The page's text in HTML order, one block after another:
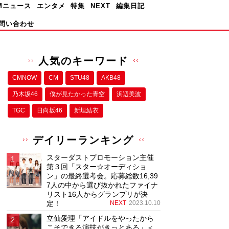
ニュース エンタメ 特集 NEXT 編集日記
い合わせ
人気のキーワード
CMNOW CM STU48 AKB48
乃木坂46 僕が⾒たかった⻘空 浜辺美波
TGC 日向坂46 新垣結衣
デイリーランキング
スターダストプロモーション主催
第３回「スター☆オーディショ
ン」の最終選考会。応募総数16,39
7人の中から選び抜かれたファイナ
リスト16人からグランプリが決
定！
NEXT 2023.10.10
立仙愛理「アイドルをやったから